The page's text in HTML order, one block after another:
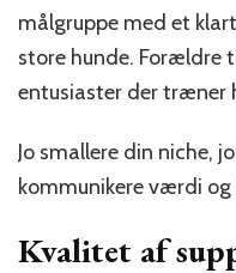
målgruppe med et
store hunde. Forældre
entusiaster der træner
Jo smallere din niche,
kommunikere værdi
Kvalitet af